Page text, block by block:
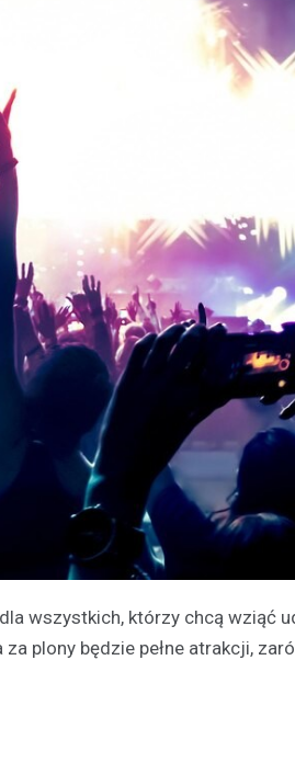
wszystkich, którzy chcą wziąć
plony będzie pełne atrakcji,